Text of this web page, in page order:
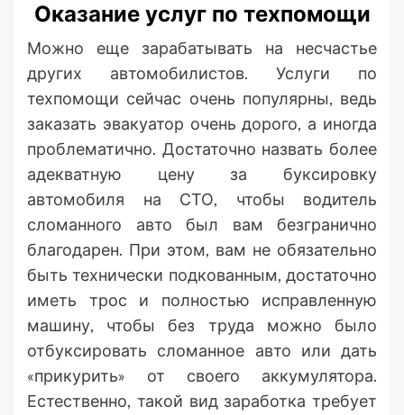
Оказание услуг по техпомощи
Можно еще зарабатывать на несчастье
других автомобилистов. Услуги по
техпомощи сейчас очень популярны, ведь
заказать эвакуатор очень дорого, а иногда
проблематично. Достаточно назвать более
адекватную цену за буксировку
автомобиля на СТО, чтобы водитель
сломанного авто был вам безгранично
благодарен. При этом, вам не обязательно
быть технически подкованным, достаточно
иметь трос и полностью исправленную
машину, чтобы без труда можно было
отбуксировать сломанное авто или дать
«прикурить» от своего аккумулятора.
Естественно, такой вид заработка требует